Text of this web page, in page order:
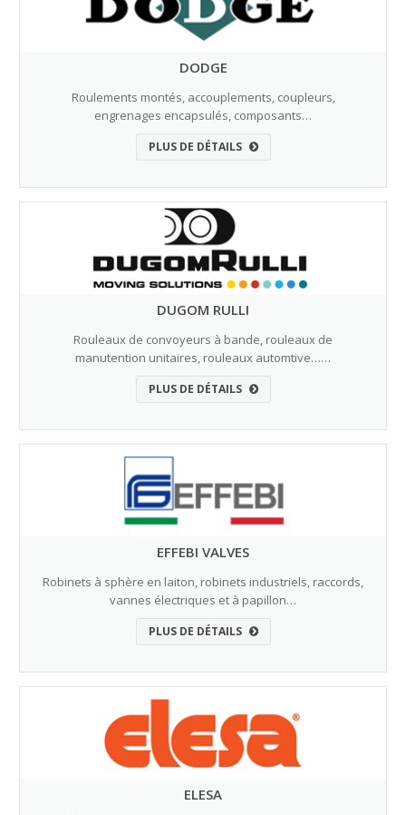
DODGE
Roulements montés, accouplements, coupleurs,
engrenages encapsulés, composants…
PLUS DE DÉTAILS
DUGOM RULLI
Rouleaux de convoyeurs à bande, rouleaux de
manutention unitaires, rouleaux automtive……
PLUS DE DÉTAILS
EFFEBI VALVES
Robinets à sphère en laiton, robinets industriels, raccords,
vannes électriques et à papillon…
PLUS DE DÉTAILS
ELESA